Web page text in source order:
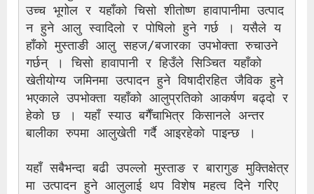
उच्च भूगोल र यहाँको चिसो शीतोष्ण हावापानीमा उत्पाद
न हुने आलु स्वादिलो र पोषिलो हुने गर्छ । यसैले य
हाँको मुस्ताङी आलु सहज/बजारका उपभोक्ता रुचाउने
गर्छन् । चिसो हावापानी र हिउँले सिञ्चित यहाँको
खेतीयोग्य जमिनमा उत्पादन हुने विषादीरहित जैविक हुने
भएकाले उपभोक्ता यहाँको आलुप्रतिको आकर्षण बढ्दो र
हेको छ । यहाँ स्याउ बगैँचाभित्र किसानले अन्तर
बालीका रुपमा आलुखेती गर्दै आइरहेको पाइन्छ ।
यहाँ सबैभन्दा बढी उपल्लो मुस्ताङ र बारागुङ मुक्तिक्षेत्र
मा उत्पादन हुने आलुलाई थप विशेष महत्व दिने गरिए